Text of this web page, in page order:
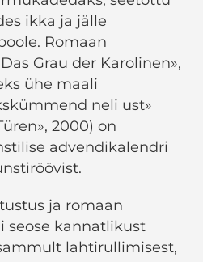
ikka ja jälle
Romaan
Grau der Karolinen»,
ühe maali
neli ust»
2000) on
advendikalendri
ja romaan
seose kannatlikust
lahtirullimisest,